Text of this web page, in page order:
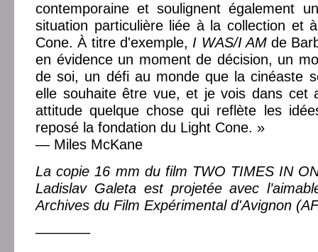
contemporaine et soulignent également
situation particulière liée à la collection et
Cone. À titre d'exemple, I WAS/I AMde
en évidence un moment de décision, un
de soi, un défi au monde que la cinéaste
elle souhaite être vue, et je vois dans cet
attitude quelque chose qui reflète les
reposé la fondation du Light Cone. »
— Miles McKane
La copie 16 mm du film TWO TIMES IN
Ladislav Galeta est projetée avec
Archives du Film Expérimental d'Avignon
–––––––